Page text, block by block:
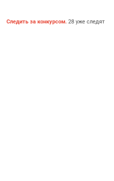
Следить за конкурсом. 28 уже следят